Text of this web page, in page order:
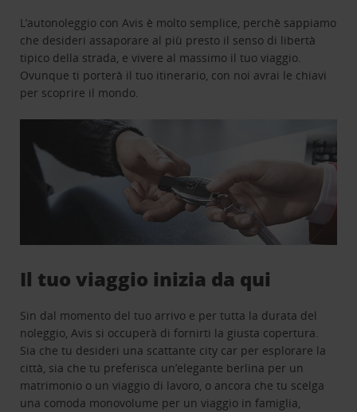
L’autonoleggio con Avis è molto semplice, perchè sappiamo
che desideri assaporare al più presto il senso di libertà
tipico della strada, e vivere al massimo il tuo viaggio.
Ovunque ti porterà il tuo itinerario, con noi avrai le chiavi
per scoprire il mondo.
Il tuo viaggio inizia da qui
Sin dal momento del tuo arrivo e per tutta la durata del
noleggio, Avis si occuperà di fornirti la giusta copertura.
Sia che tu desideri una scattante city car per esplorare la
città, sia che tu preferisca un’elegante berlina per un
matrimonio o un viaggio di lavoro, o ancora che tu scelga
una comoda monovolume per un viaggio in famiglia,